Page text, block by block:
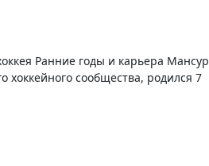
Ранние годы и карьера Мансур
хоккейного сообщества, родился 7